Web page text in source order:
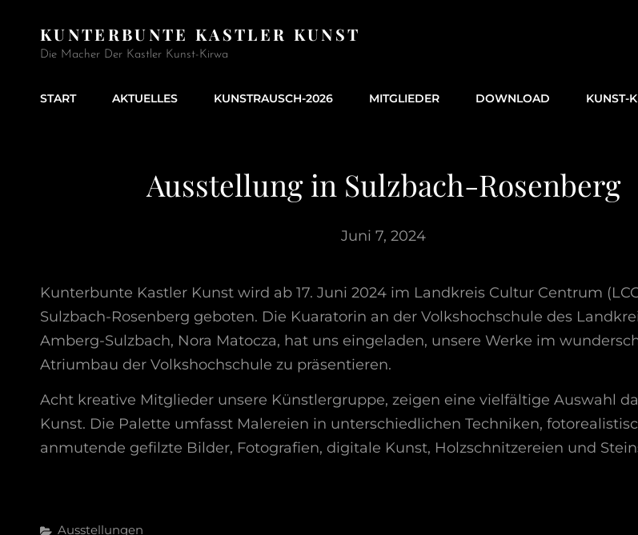
KUNTERBUNTE KASTLER KUNST
Die Macher Der Kastler Kunst-Kirwa
START AKTUELLES KUNSTRAUSCH-2026 MITGLIEDER DOWNLOAD KUNST-
Ausstellung in Sulzbach-Rosenberg
Juni 7, 2024
Kunterbunte Kastler Kunst wird ab 17. Juni 2024 im Landkreis Cultur Centrum
Sulzbach-Rosenberg geboten. Die Kuaratorin an der Volkshochschule des
Amberg-Sulzbach, Nora Matocza, hat uns eingeladen, unsere Werke im
Atriumbau der Volkshochschule zu präsentieren.
Acht kreative Mitglieder unsere Künstlergruppe, zeigen eine vielfältige Auswahl
Kunst. Die Palette umfasst Malereien in unterschiedlichen Techniken,
anmutende gefilzte Bilder, Fotografien, digitale Kunst, Holzschnitzereien und
Categories
Ausstellungen